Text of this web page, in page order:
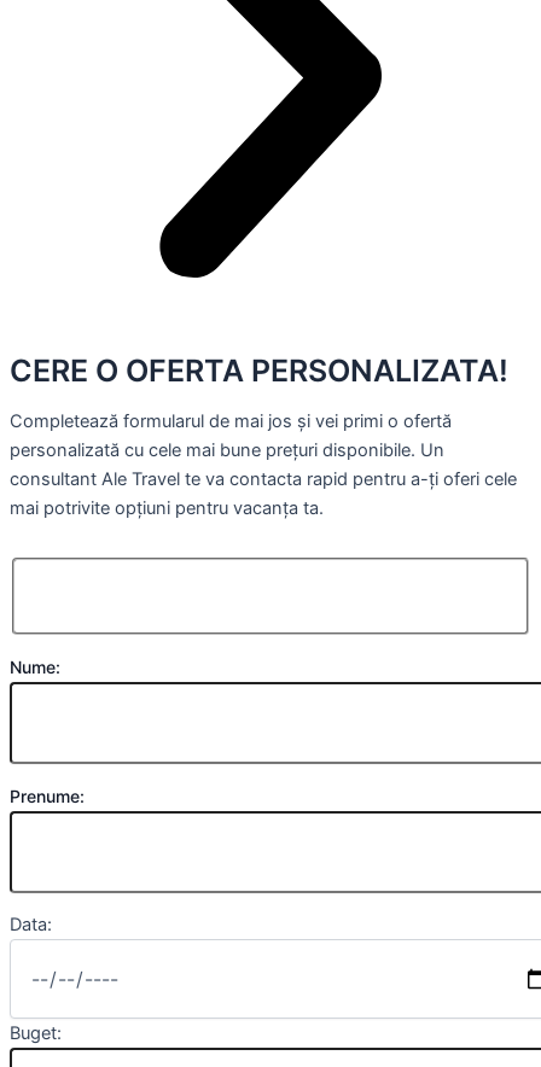
CERE O OFERTA PERSONALIZATA!
Completează formularul de mai jos și vei primi o ofertă
personalizată cu cele mai bune prețuri disponibile. Un
consultant Ale Travel te va contacta rapid pentru a-ți oferi cele
mai potrivite opțiuni pentru vacanța ta.
Nume:
Prenume:
Data:
Buget: